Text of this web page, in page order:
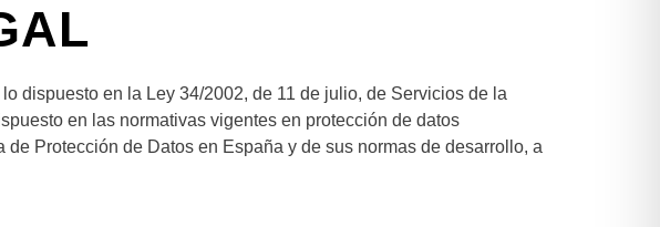
dispuesto en la Ley 34/2002, de 11 de julio, de Servicios de la
en las normativas vigentes en protección de datos
Protección de Datos en España y de sus normas de desarrollo, a